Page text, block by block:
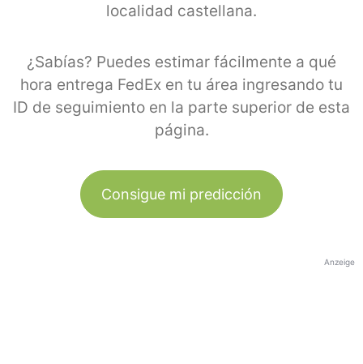
localidad castellana.
¿Sabías? Puedes estimar fácilmente a qué
hora entrega FedEx en tu área ingresando tu
ID de seguimiento en la parte superior de esta
página.
Consigue mi predicción
Anzeige